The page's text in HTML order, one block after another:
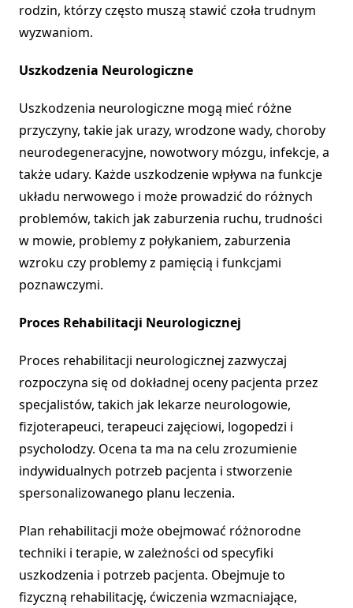
rodzin, którzy często muszą stawić czoła trudnym
wyzwaniom.
Uszkodzenia Neurologiczne
Uszkodzenia neurologiczne mogą mieć różne
przyczyny, takie jak urazy, wrodzone wady, choroby
neurodegeneracyjne, nowotwory mózgu, infekcje, a
także udary. Każde uszkodzenie wpływa na funkcje
układu nerwowego i może prowadzić do różnych
problemów, takich jak zaburzenia ruchu, trudności
w mowie, problemy z połykaniem, zaburzenia
wzroku czy problemy z pamięcią i funkcjami
poznawczymi.
Proces Rehabilitacji Neurologicznej
Proces rehabilitacji neurologicznej zazwyczaj
rozpoczyna się od dokładnej oceny pacjenta przez
specjalistów, takich jak lekarze neurologowie,
fizjoterapeuci, terapeuci zajęciowi, logopedzi i
psycholodzy. Ocena ta ma na celu zrozumienie
indywidualnych potrzeb pacjenta i stworzenie
spersonalizowanego planu leczenia.
Plan rehabilitacji może obejmować różnorodne
techniki i terapie, w zależności od specyfiki
uszkodzenia i potrzeb pacjenta. Obejmuje to
fizyczną rehabilitację, ćwiczenia wzmacniające,